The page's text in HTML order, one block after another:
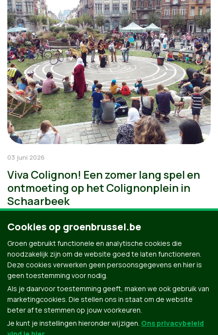
03 juni 2026
Viva Colignon! Een zomer lang spel en
ontmoeting op het Colignonplein in
Schaarbeek
Cookies op groenbrussel.be
Groen gebruikt functionele en analytische cookies die
noodzakelijk zijn om de website goed te laten functioneren.
Deze cookies verwerken geen persoonsgegevens en hier is
geen toestemming voor nodig.
Als je daarvoor toestemming geeft, maken we ook gebruik van
marketingcookies. Die stellen ons in staat om de website
beter af te stemmen op jouw voorkeuren.
Je kunt je instellingen hieronder wijzigen. Ons privacybeleid